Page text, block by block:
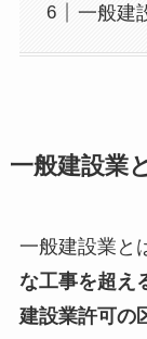
一般建
一般建設業
一般建設業と
な工事を超え
建設業許可の